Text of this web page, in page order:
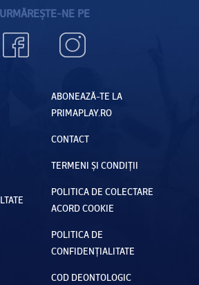
URMĂREȘTE-NE PE
ABONEAZĂ-TE LA
PRIMAPLAY.RO
CONTACT
TERMENI ȘI CONDIȚII
POLITICA DE COLECTARE
ACORD COOKIE
POLITICA DE
CONFIDENȚIALITATE
COD DEONTOLOGIC